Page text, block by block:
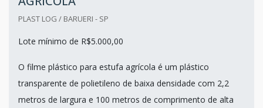
PLAST LOG / BARUERI - SP
Lote mínimo de R$5.000,00
O filme plástico para estufa agrícola é um plástico
transparente de polietileno de baixa densidade com 2,2
metros de largura e 100 metros de comprimento de alta